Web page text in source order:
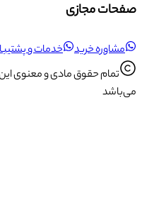
صفحات مجازی
مشاوره خرید خدمات و
تمام حقوق مادی و معنوی
می‌باشد